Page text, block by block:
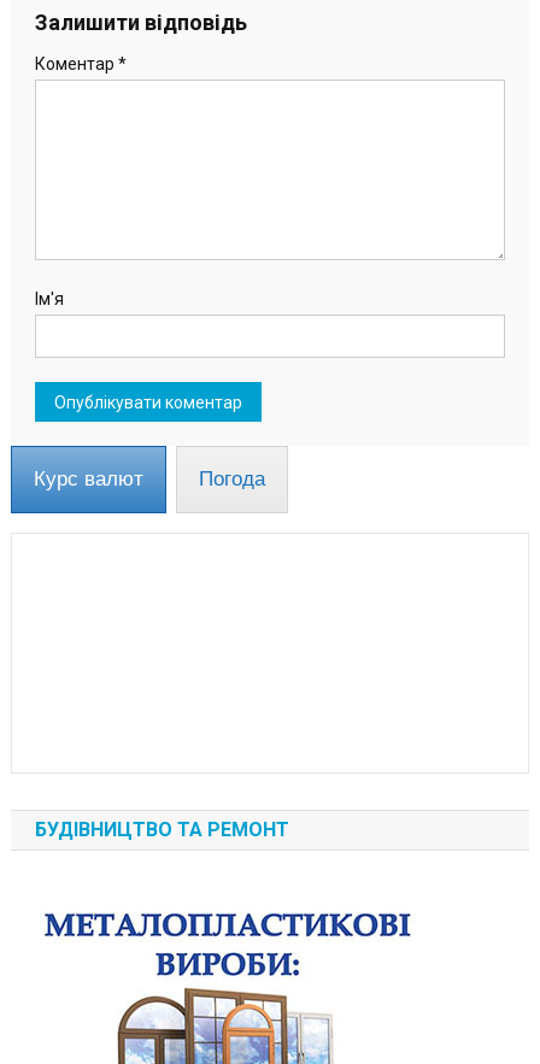
записів
Залишити відповідь
Коментар *
Ім'я
Курс валют Погода
БУДІВНИЦТВО ТА РЕМОНТ